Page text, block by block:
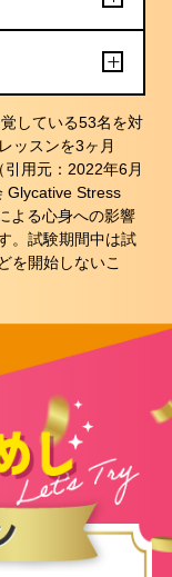
している53名を対
ッスンを3ヶ月
用元：2022年6月
Glycative Stress
よる心身への影響
。試験期間中は試
を開始しないこ